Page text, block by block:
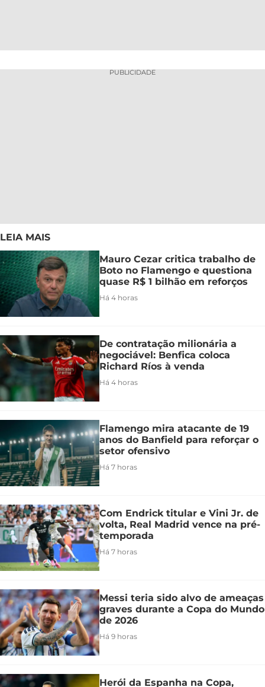
PUBLICIDADE
LEIA MAIS
Mauro Cezar critica trabalho de
Boto no Flamengo e questiona
quase R$ 1 bilhão em reforços
Há 4 horas
De contratação milionária a
negociável: Benfica coloca
Richard Ríos à venda
Há 4 horas
Flamengo mira atacante de 19
anos do Banfield para reforçar o
setor ofensivo
Há 7 horas
Com Endrick titular e Vini Jr. de
volta, Real Madrid vence na pré-
temporada
Há 7 horas
Messi teria sido alvo de ameaças
graves durante a Copa do Mundo
de 2026
Há 9 horas
Herói da Espanha na Copa,